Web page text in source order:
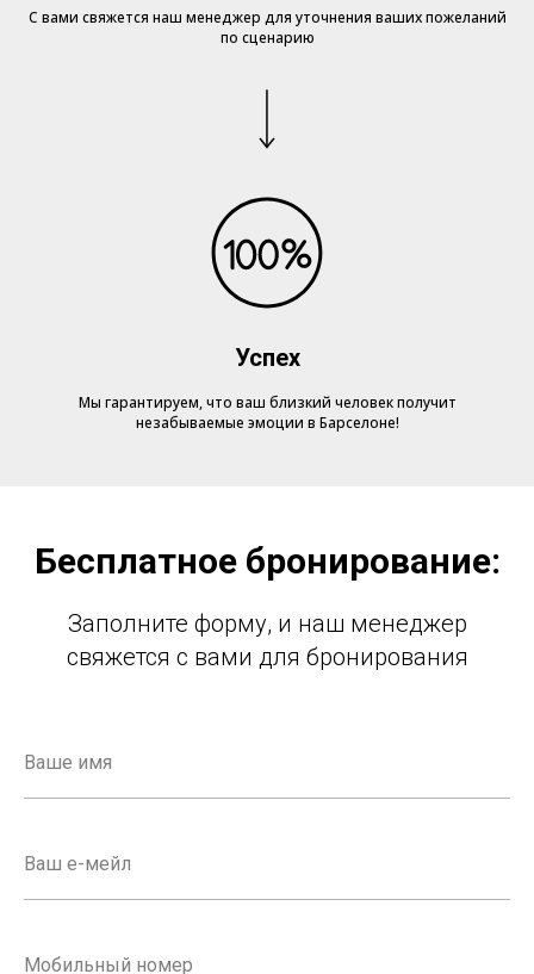
С вами свяжется наш менеджер для уточнения ваших пожеланий
по сценарию
Успех
Мы гарантируем, что ваш близкий человек получит
незабываемые эмоции в Барселоне!
Бесплатное бронирование:
Заполните форму, и наш менеджер
свяжется с вами для бронирования